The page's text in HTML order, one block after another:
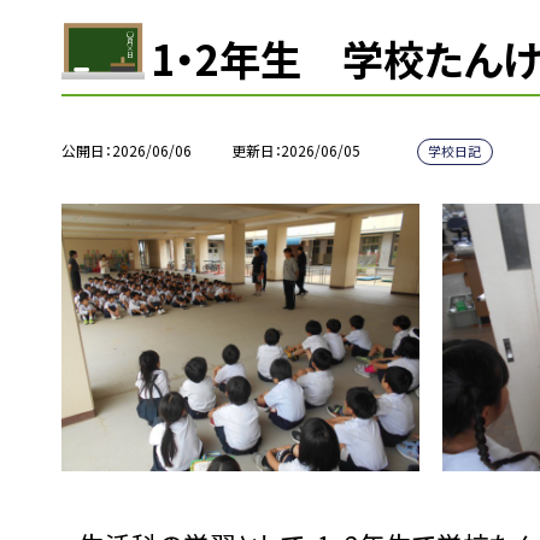
1・2年生 学校たん
公開日 2026/06/06 更新日 2026/06/05 学校日記